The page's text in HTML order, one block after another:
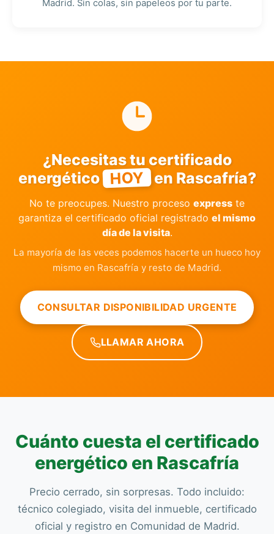
Madrid. Sin colas, sin papeleos por tu parte.
¿Necesitas tu certificado
energético HOY en Rascafría?
No te preocupes. Nuestro proceso express te
garantiza el certificado oficial registrado el mismo
día de la visita.
La mayoría de las veces podemos hacerte un hueco hoy
mismo en Rascafría y resto de Madrid.
CONSULTAR DISPONIBILIDAD URGENTE
LLAMAR AHORA
Cuánto cuesta el certificado
energético en Rascafría
Precio cerrado, sin sorpresas. Todo incluido:
técnico colegiado, visita del inmueble, certificado
oficial y registro en Comunidad de Madrid.